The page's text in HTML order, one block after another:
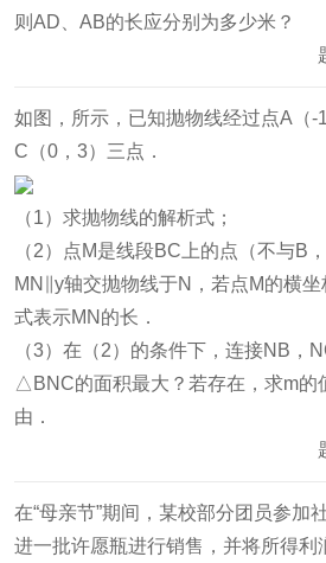
则AD、AB的长应分别为多少米？
如图，所示，已知抛物线经过点A（-
C（0，3）三点．
（1）求抛物线的解析式；
（2）点M是线段BC上的点（不与B
MN∥y轴交抛物线于N，若点M的横
式表示MN的长．
（3）在（2）的条件下，连接NB，
△BNC的面积最大？若存在，求m的
由．
在“母亲节”期间，某校部分团员参加
进一批许愿瓶进行销售，并将所得利